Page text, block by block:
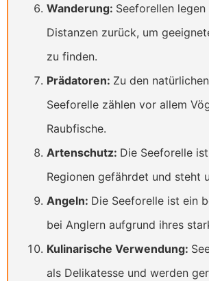
Wanderung: Seeforellen
Distanzen zurück, um
zu finden.
Prädatoren: Zu den
Seeforelle zählen vor allem
Raubfische.
Artenschutz: Die Seeforelle
Regionen gefährdet und steht
Angeln: Die Seeforelle ist ein
bei Anglern aufgrund ihres
Kulinarische Verwendung:
als Delikatesse und werden